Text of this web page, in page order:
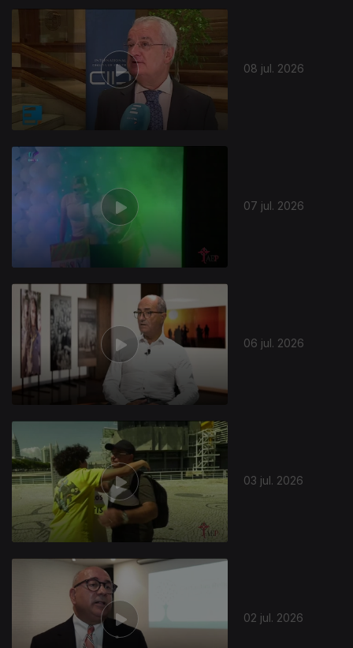
08 jul. 2026
07 jul. 2026
06 jul. 2026
03 jul. 2026
02 jul. 2026